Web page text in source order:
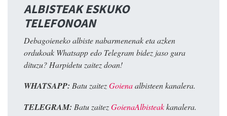
ALBISTEAK ESKUKO
TELEFONOAN
Debagoieneko albiste nabarmenenak eta azken
ordukoak Whatsapp edo Telegram bidez jaso gura
dituzu? Harpidetu zaitez doan!
WHATSAPP: Batu zaitezGoienaalbisteen kanalera.
TELEGRAM: Batu zaitezGoienaAlbisteakkanalera.